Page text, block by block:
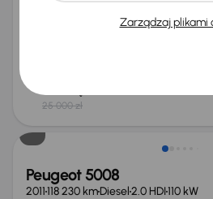
Miesięczna rata
25 000 zł
Extra zniżka 1 550 zł
Peugeot 5008
2011118 230 kmDiesel2.0 HDI110 kW
Zarządzaj plikami